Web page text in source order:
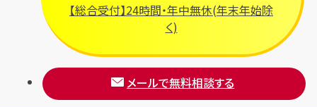
【総合受付】24時間・年中無休(年末年始除
く)
メールで無料相談する